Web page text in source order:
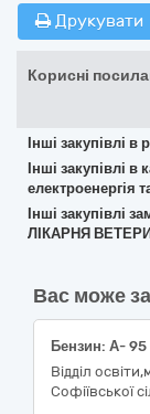
Друкувати
Корисні
Інші закупівлі в
Інші закупівлі
електроенергія
Інші
ЛІКАРНЯ
Вас може
Відділ
Софіївської